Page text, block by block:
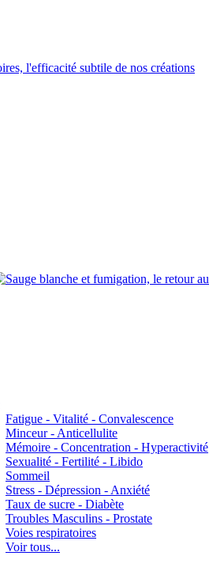
Fatigue - Vitalité - Convalescence
Minceur - Anticellulite
Mémoire - Concentration - Hyperactivité
Sexualité - Fertilité - Libido
Sommeil
Stress - Dépression - Anxiété
Taux de sucre - Diabète
Troubles Masculins - Prostate
Voies respiratoires
Voir tous...